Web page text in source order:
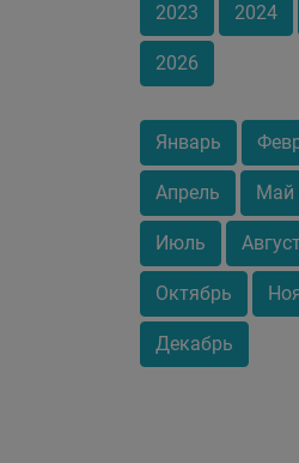
2023 2024
2026
Январь
Апрель Май
Июль
Октябрь
Декабрь